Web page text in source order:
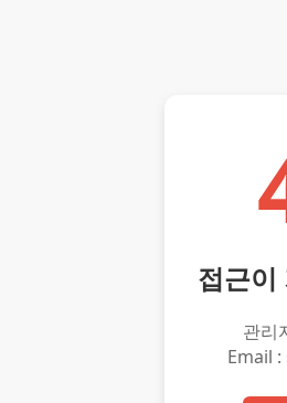
접근이
관리
Email